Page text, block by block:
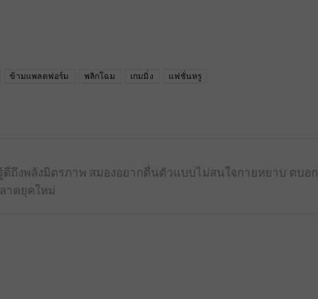
ข้ามแพลตฟอร์ม พลิกโฉม เกมมิ่ง แฟชั่นหรู
ถึงพลังมิตรภาพ สมองอยากตื่นตัวแบบไม่สนใจกายหยาบ ตบอก
าดยุคใหม่